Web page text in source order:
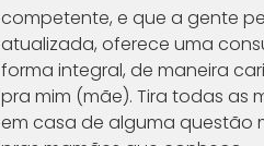
competente, e que a gente
atualizada, oferece uma
forma integral, de maneira
pra mim (mãe). Tira todas as
em casa de alguma questão